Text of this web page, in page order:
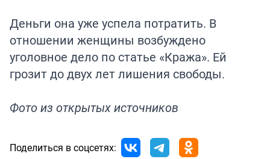
Деньги она уже успела потратить. В
отношении женщины возбуждено
уголовное дело по статье «Кража». Ей
грозит до двух лет лишения свободы.
Фото из открытых источников
Поделиться в соцсетях: